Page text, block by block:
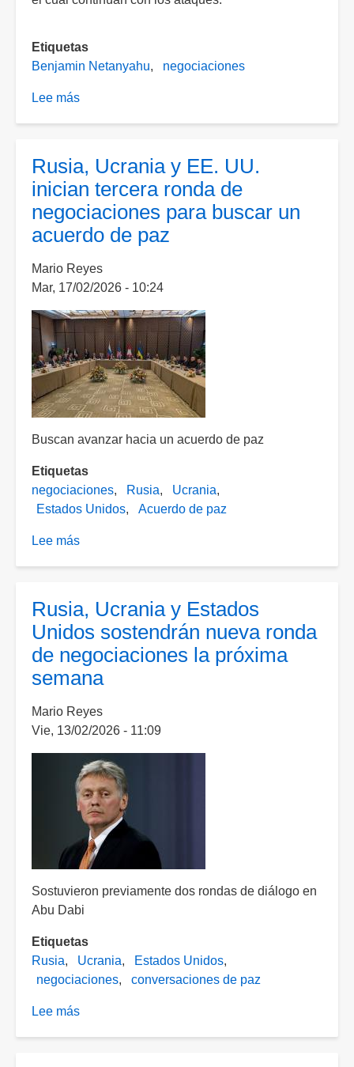
Etiquetas
Benjamin Netanyahu
negociaciones
Lee más
su
gabinete
iniciar
"negociaciones"
Líbano,
pero
hay
algo
al
fuego
Rusia, Ucrania y EE. UU.
inician tercera ronda de
negociaciones para buscar un
acuerdo de paz
Mario Reyes
Mar, 17/02/2026 - 10:24
Buscan avanzar hacia un acuerdo de paz
Etiquetas
negociaciones
Rusia
Ucrania
Estados Unidos
Acuerdo de paz
Lee más
EE.
UU.
inician
tercera
de
negociaciones
buscar
un
acuerdo
de
paz
Rusia, Ucrania y Estados
Unidos sostendrán nueva ronda
de negociaciones la próxima
semana
Mario Reyes
Vie, 13/02/2026 - 11:09
Sostuvieron previamente dos rondas de diálogo en
Abu Dabi
Etiquetas
Rusia
Ucrania
Estados Unidos
negociaciones
conversaciones de paz
Lee más